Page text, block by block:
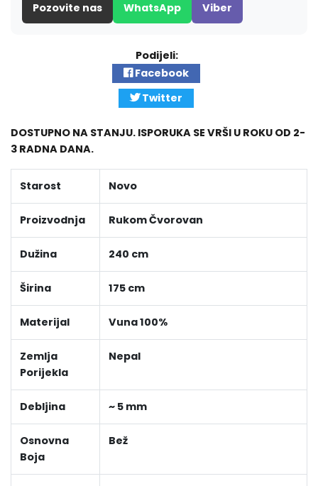
Pozovite nas WhatsApp Viber
Podijeli:
Facebook
Twitter
DOSTUPNO NA STANJU. ISPORUKA SE VRŠI U ROKU OD 2-
3 RADNA DANA.
Starost Novo
Proizvodnja Rukom Čvorovan
Dužina 240 cm
Širina 175 cm
Materijal Vuna 100%
Zemlja
Porijekla
Nepal
Debljina ~ 5 mm
Osnovna
Boja
Bež